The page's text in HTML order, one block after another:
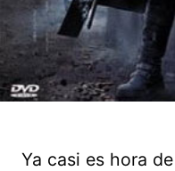
Ya casi es hora